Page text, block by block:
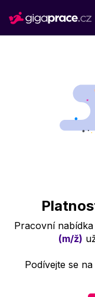
Pracovní nabídka
(m/ž)
Podívejte se